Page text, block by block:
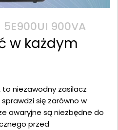
900VA
w każdym
to niezawodny zasilacz
się zarówno w
awaryjne są niezbędne do
przed